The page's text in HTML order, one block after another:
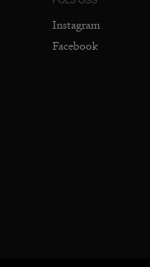
Instagram
Facebook